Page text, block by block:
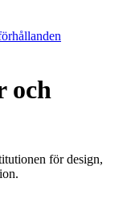
och
för design,